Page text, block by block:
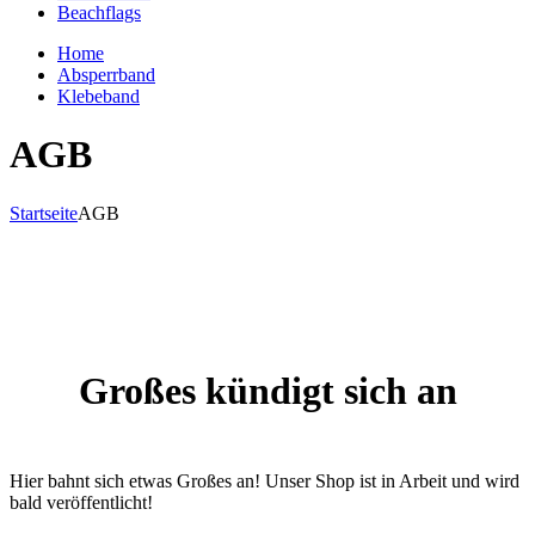
Beachflags
Home
Absperrband
Klebeband
AGB
StartseiteAGB
Großes kündigt sich an
Hier bahnt sich etwas Großes an! Unser Shop ist in Arbeit und wird
bald veröffentlicht!